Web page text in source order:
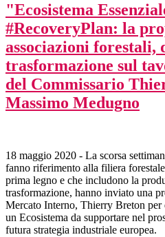
"Ecosistema
#RecoveryPlan: la
associazioni forestali,
trasformazione sul
del Commissario
Massimo Medugno
18 maggio 2020 - La scorsa
fanno riferimento alla filiera
prima legno e che includono la
trasformazione, hanno inviato una
Mercato Interno, Thierry Breton per
un Ecosistema da supportare nel
futura strategia industriale europea.